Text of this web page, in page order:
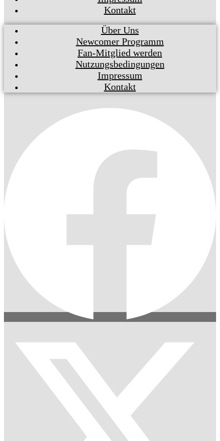
Kontakt
Über Uns
Newcomer Programm
Fan-Mitglied werden
Nutzungsbedingungen
Impressum
Kontakt